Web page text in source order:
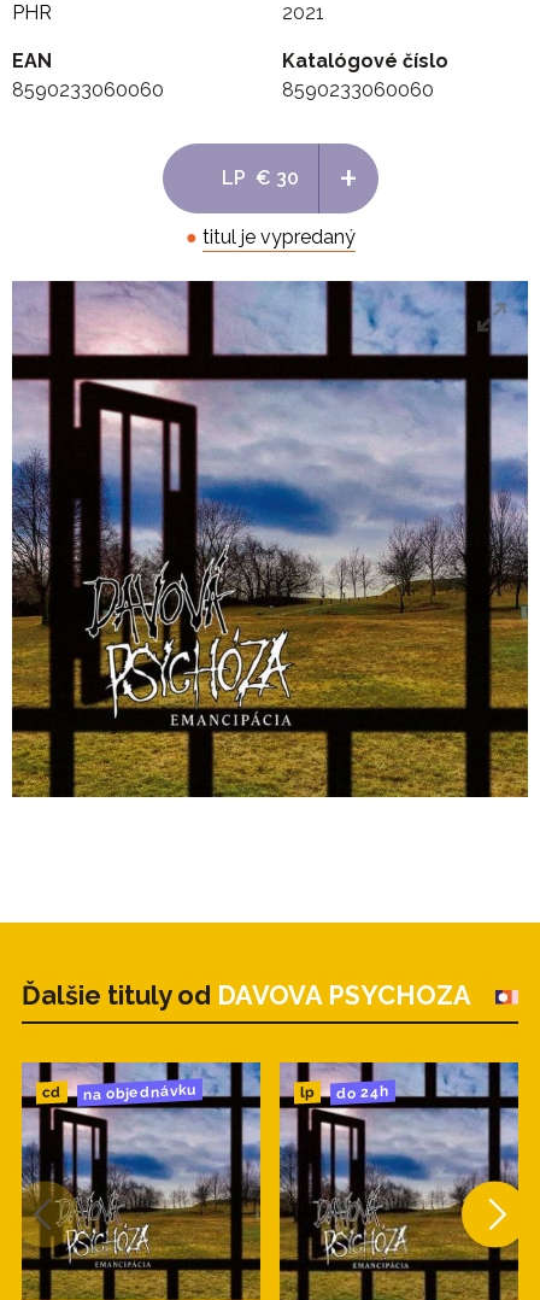
PHR
2021
EAN
8590233060060
Katalógové číslo
8590233060060
LP € 30 +
● titul je vypredaný
Ďalšie tituly od DAVOVA PSYCHOZA
cd na objednávku lp do 24h